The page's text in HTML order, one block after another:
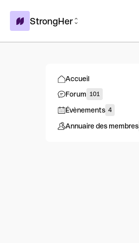
StrongHer
Accueil
Forum 101
Évènements 4
Annuaire des membres